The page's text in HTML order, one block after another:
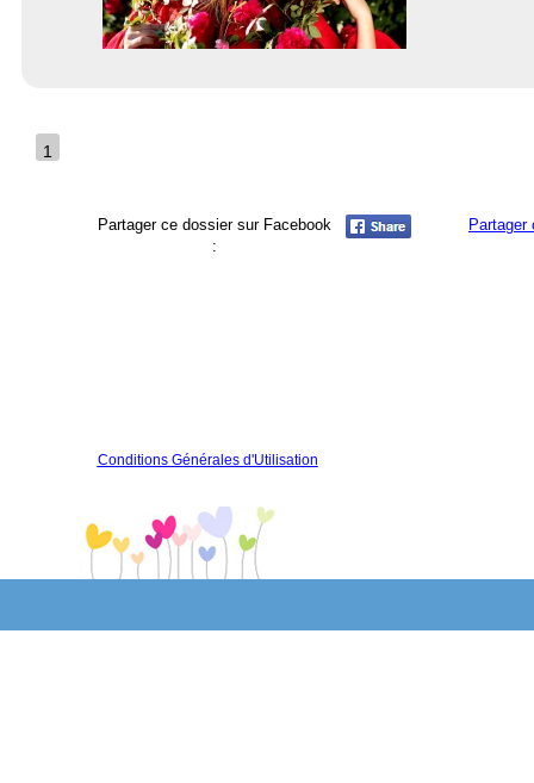
1
Partager ce dossier sur Facebook
:
Partager
Conditions Générales d'Utilisation